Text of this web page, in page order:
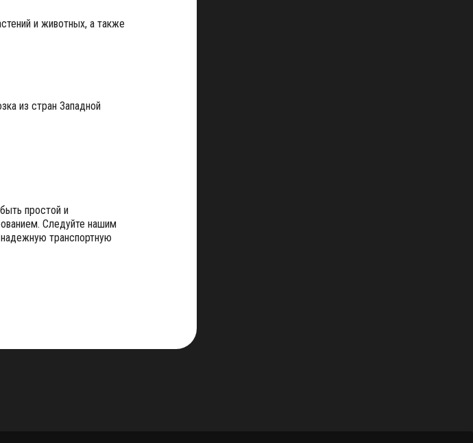
и животных, а также
из стран Западной
простой и
Следуйте нашим
транспортную